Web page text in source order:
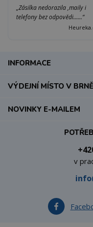
„Zásilka nedorazila ,maily i
telefony bez odpovědi......“
INFORMACE
VÝDEJNÍ MÍSTO V BRNĚ
v
NOVINKY E-MAILEM